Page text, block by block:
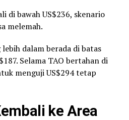
di bawah US$236, skenario
melemah.
dalam berada di batas
Selama TAO bertahan di
menguji US$294 tetap
ke Area